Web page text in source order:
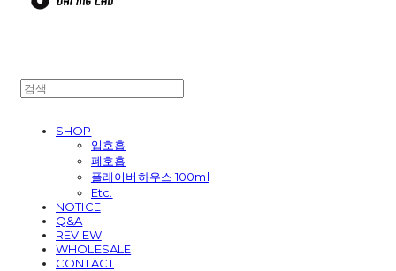
SHOP
입호흡
폐호흡
플레이버하우스 100ml
Etc.
NOTICE
Q&A
REVIEW
WHOLESALE
CONTACT